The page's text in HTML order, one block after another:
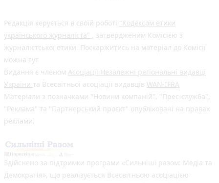
Редакція керується в своїй роботі "Кодексом етики
українського журналіста" , затвердженим Комісією з
журналістської етики. Поскаржитись на матеріал до Комісії
можна тут
Видання є членом Асоціації Незалежні регіональні видавці
України та Всесвітньої асоціації видавців WAN-IFRA
Матеріали з позначками "Новини компаній", "Прес-служба",
"Реклама" та "Партнерський проєкт" опубліковані на правах
реклами.
Здійснено за підтримки програми «Сильніші разом: Медіа та
Демократія», що реалізується Всесвітньою асоціацією